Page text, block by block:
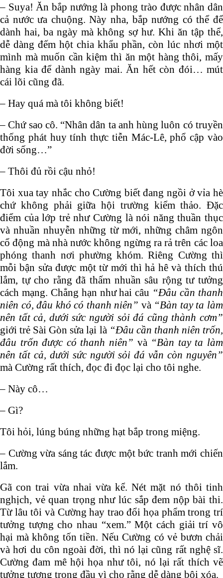
– Suya! Ăn bắp nướng là phong trào được nhân dân
cả nước ưa chuộng. Này nha, bắp nướng có thể để
dành hai, ba ngày mà không sợ hư. Khi ăn tập thể,
dễ dàng đếm hột chia khẩu phần, còn lúc nhơi một
mình mà muốn cần kiệm thì ăn một hàng thôi, mấy
hàng kia để dành ngày mai. Ăn hết còn đói… mút
cái lõi cũng đã.
– Hay quá mà tôi không biết!
– Chứ sao cô. “Nhân dân ta anh hùng luôn có truyền
thống phát huy tính thực tiễn Mác-Lê, phổ cập vào
đời sống…”
– Thôi đủ rồi cậu nhỏ!
Tôi xua tay nhắc cho Cường biết đang ngồi ở vỉa hè
chứ không phải giữa hội trường kiểm thảo. Đặc
điểm của lớp trẻ như Cường là nói năng thuần thục
và nhuần nhuyễn những từ mới, những châm ngôn
cổ động mà nhà nước không ngừng ra rả trên các loa
phóng thanh nơi phường khóm. Riêng Cường thì
mỗi bận sửa được một từ mới thì hả hê và thích thú
lắm, tự cho rằng đã thấm nhuần sâu rộng tư tưởng
cách mạng. Chẳng hạn như hai câu “Đâu cần thanh
niên có, đâu khó có thanh niên” và “Bàn tay ta làm
nên tất cả, dưới sức người sỏi đá cũng thành cơm”
giới trẻ Sài Gòn sửa lại là “Đâu cần thanh niên trốn,
đâu trốn được có thanh niên” và “Bàn tay ta làm
nên tất cả, dưới sức người sỏi đá vẫn còn nguyên”
mà Cường rất thích, đọc đi đọc lại cho tôi nghe.
– Này cô…
– Gì?
Tôi hỏi, lúng búng những hạt bắp trong miệng.
– Cường vừa sáng tác được một bức tranh mới chiến
lắm.
Gã con trai vừa nhai vừa kể. Nét mặt nó thôi tinh
nghịch, vẻ quan trọng như lúc sắp đem nộp bài thi.
Từ lâu tôi và Cường hay trao đổi họa phẩm trong trí
tưởng tượng cho nhau “xem.” Một cách giải trí vô
hại mà không tốn tiền. Nếu Cường có vẻ bươn chải
và hơi du côn ngoài đời, thì nó lại cũng rất nghệ sĩ.
Cường đam mê hội họa như tôi, nó lại rất thích vẽ
tưởng tượng trong đầu vì cho rằng dễ dàng bôi xóa.